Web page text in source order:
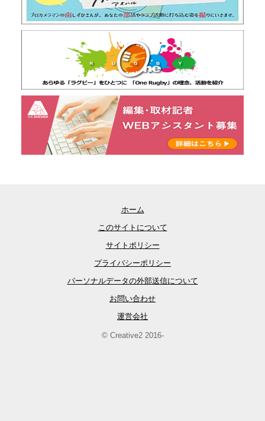
ホーム
このサイトについて
サイトポリシー
プライバシーポリシー
パーソナルデータの外部送信について
お問い合わせ
運営会社
© Creative2 2016-